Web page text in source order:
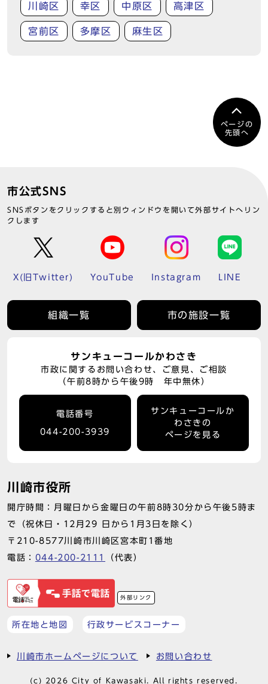
川崎区 幸区 中原区 高津区
宮前区 多摩区 麻生区
ページの
先頭へ
市公式SNS
SNSボタンをクリックすると別ウィンドウを開いて外部サイトへリン
クします
X(旧Twitter) YouTube Instagram LINE
組織一覧 市の施設一覧
サンキューコールかわさき
市政に関するお問い合わせ、ご意見、ご相談
（午前8時から午後9時 年中無休）
電話番号
044-200-3939
サンキューコールか
わさきの
ページを見る
川崎市役所
開庁時間：月曜日から金曜日の午前8時30分から午後5時ま
で（祝休日・12月29 日から1月3日を除く）
〒210-8577川崎市川崎区宮本町1番地
電話： 044-200-2111 （代表）
外部リンク
所在地と地図 行政サービスコーナー
川崎市ホームページについて お問い合わせ
(c) 2026 City of Kawasaki. All rights reserved.